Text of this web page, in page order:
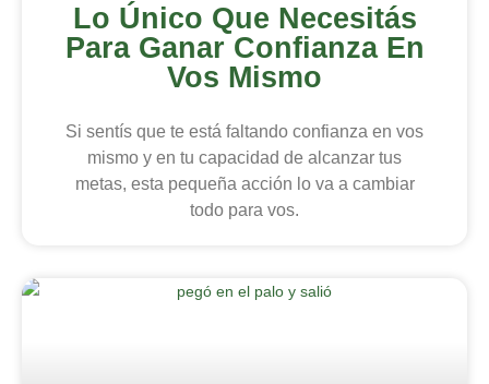
Lo Único Que Necesitás
Para Ganar Confianza En
Vos Mismo
Si sentís que te está faltando confianza en vos
mismo y en tu capacidad de alcanzar tus
metas, esta pequeña acción lo va a cambiar
todo para vos.